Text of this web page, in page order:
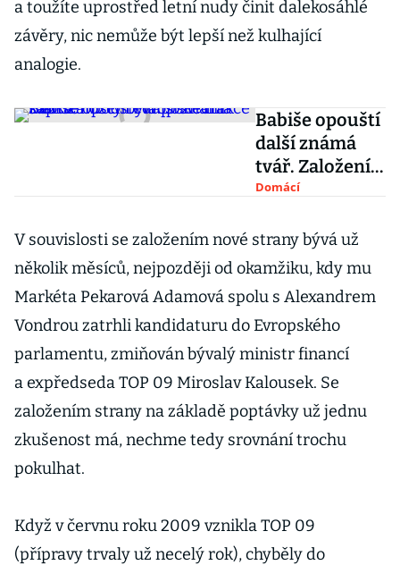
a toužíte uprostřed letní nudy činit dalekosáhlé
závěry, nic nemůže být lepší než kulhající
analogie.
Babiše opouští
další známá
tvář. Založení
evropské
s extremisty
byla poslední
Domácí
V souvislosti se založením nové strany bývá už
několik měsíců, nejpozději od okamžiku, kdy mu
Markéta Pekarová Adamová spolu s Alexandrem
Vondrou zatrhli kandidaturu do Evropského
parlamentu, zmiňován bývalý ministr financí
a expředseda TOP 09 Miroslav Kalousek. Se
založením strany na základě poptávky už jednu
zkušenost má, nechme tedy srovnání trochu
pokulhat.
Když v červnu roku 2009 vznikla TOP 09
(přípravy trvaly už necelý rok), chyběly do